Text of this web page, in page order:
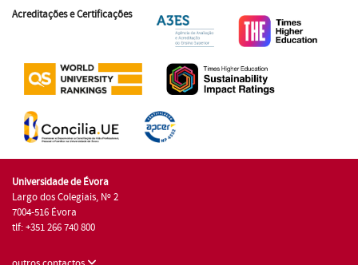
Acreditações e Certificações
Universidade de Évora
Largo dos Colegiais, Nº 2
7004-516 Évora
tlf: +351 266 740 800